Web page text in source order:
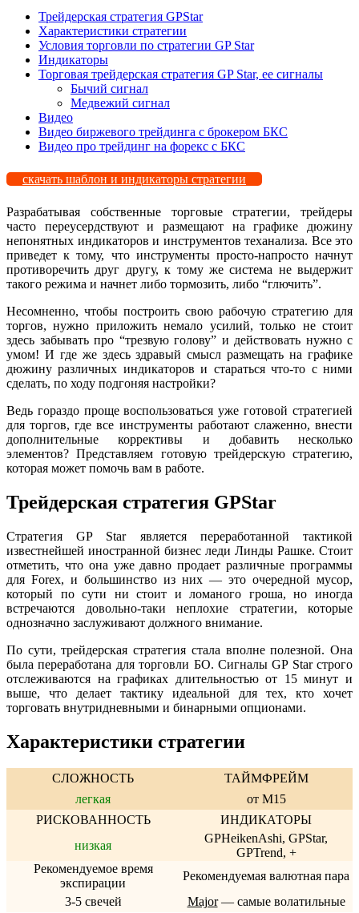
Трейдерская стратегия GPStar
Характеристики стратегии
Условия торговли по стратегии GP Star
Индикаторы
Торговая трейдерская стратегия GP Star, ее сигналы
Бычий сигнал
Медвежий сигнал
Видео
Видео биржевого трейдинга с брокером БКС
Видео про трейдинг на форекс с БКС
скачать шаблон и индикаторы стратегии
Разрабатывая собственные торговые стратегии, трейдеры
часто переусердствуют и размещают на графике дюжину
непонятных индикаторов и инструментов теханализа. Все это
приведет к тому, что инструменты просто-напросто начнут
противоречить друг другу, к тому же система не выдержит
такого режима и начнет либо тормозить, либо “глючить”.
Несомненно, чтобы построить свою рабочую стратегию для
торгов, нужно приложить немало усилий, только не стоит
здесь забывать про “трезвую голову” и действовать нужно с
умом! И где же здесь здравый смысл размещать на графике
дюжину различных индикаторов и стараться что-то с ними
сделать, по ходу подгоняя настройки?
Ведь гораздо проще воспользоваться уже готовой стратегией
для торгов, где все инструменты работают слаженно, внести
дополнительные коррективы и добавить несколько
элементов? Представляем готовую трейдерскую стратегию,
которая может помочь вам в работе.
Трейдерская стратегия GPStar
Стратегия GP Star является переработанной тактикой
известнейшей иностранной бизнес леди Линды Рашке. Стоит
отметить, что она уже давно продает различные программы
для Forex, и большинство из них — это очередной мусор,
который по сути ни стоит и ломаного гроша, но иногда
встречаются довольно-таки неплохие стратегии, которые
однозначно заслуживают должного внимание.
По сути, трейдерская стратегия стала вполне полезной. Она
была переработана для торговли БО. Сигналы GP Star строго
отслеживаются на графиках длительностью от 15 минут и
выше, что делает тактику идеальной для тех, кто хочет
торговать внутридневными и бинарными опционами.
Характеристики стратегии
СЛОЖНОСТЬ
ТАЙМФРЕЙМ
легкая
от M15
РИСКОВАННОСТЬ
ИНДИКАТОРЫ
низкая
GPHeikenAshi, GPStar,
GPTrend, +
Рекомендуемое время
экспирации
Рекомендуемая валютная пара
3-5 свечей
Major— самые волатильные